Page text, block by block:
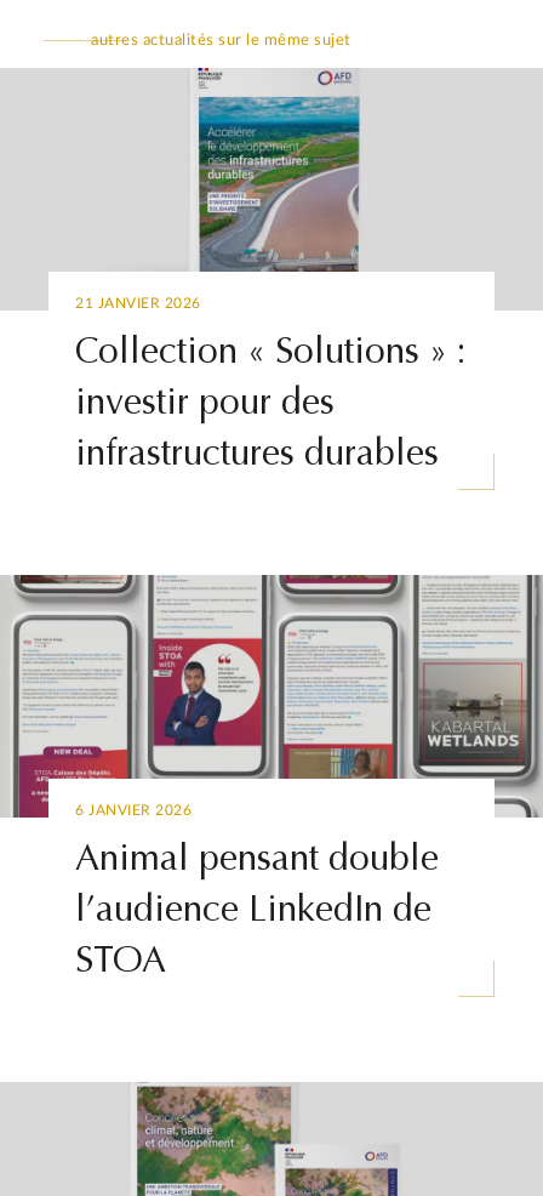
autres actualités sur le même sujet
21 JANVIER 2026
Collection « Solutions » :
investir pour des
infrastructures durables
6 JANVIER 2026
Animal pensant double
l’audience LinkedIn de
STOA